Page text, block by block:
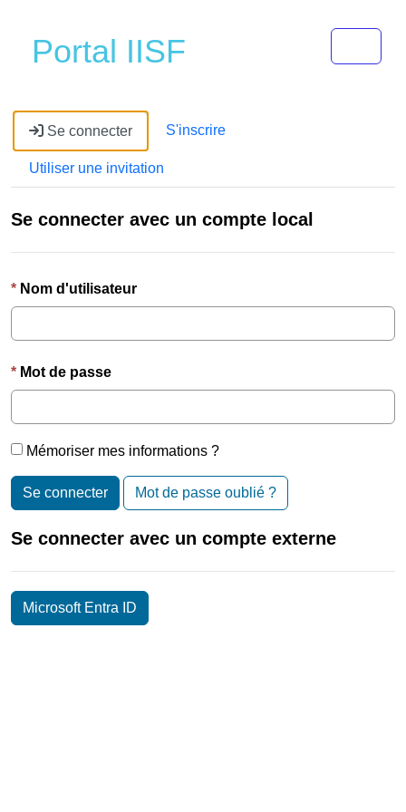
Portal IISF
Se connecter S'inscrire
Utiliser une invitation
Se connecter avec un compte local
Nom d'utilisateur
Mot de passe
Mémoriser mes informations ?
Se connecter Mot de passe oublié ?
Se connecter avec un compte externe
Microsoft Entra ID